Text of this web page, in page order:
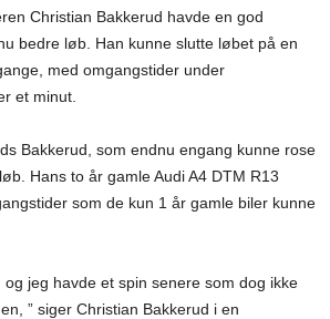
Christian Bakkerud havde en god
bedre løb. Han kunne slutte løbet på en
med omgangstider under
et minut.
Bakkerud, som endnu engang kunne rose
Hans to år gamle Audi A4 DTM R13
som de kun 1 år gamle biler kunne
og jeg havde et spin senere som dog ikke
” siger Christian Bakkerud i en